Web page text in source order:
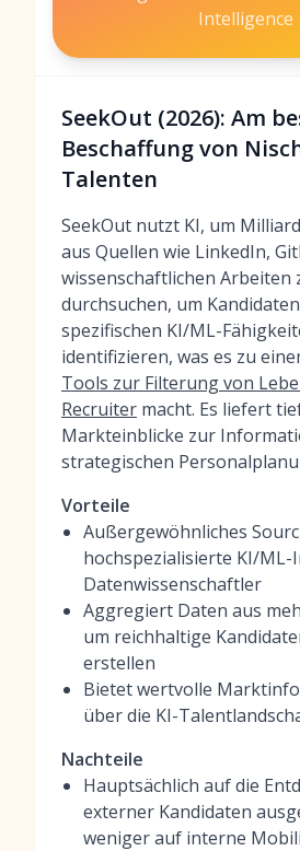
Intelligence
SeekOut (2026): Am
Beschaffung von
Talenten
SeekOut nutzt KI, um
aus Quellen wie LinkedIn,
wissenschaftlichen Arbeiten
durchsuchen, um
spezifischen KI/ML-
identifizieren, was es zu
Tools zur Filterung von
Recruiter macht. Es liefert
Markteinblicke zur
strategischen
Vorteile
Außergewöhnliches
hochspezialisierte KI/
Datenwissenschaftler
Aggregiert Daten aus
um reichhaltige
erstellen
Bietet wertvolle
über die KI-
Nachteile
Hauptsächlich auf die
externer Kandidaten
weniger auf interne